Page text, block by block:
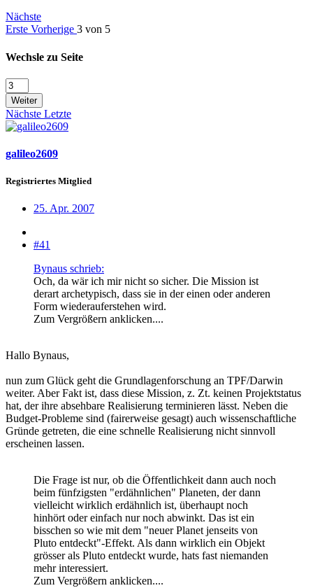
Nächste
Erste Vorherige 3 von 5
Wechsle zu Seite
Weiter
Nächste Letzte
galileo2609
Registriertes Mitglied
25. Apr. 2007
#41
Bynaus schrieb:
Och, da wär ich mir nicht so sicher. Die Mission ist
derart archetypisch, dass sie in der einen oder anderen
Form wiederauferstehen wird.
Zum Vergrößern anklicken....
Hallo Bynaus,
nun zum Glück geht die Grundlagenforschung an TPF/Darwin
weiter. Aber Fakt ist, dass diese Mission, z. Zt. keinen Projektstatus
hat, der ihre absehbare Realisierung terminieren lässt. Neben die
Budget-Probleme sind (fairerweise gesagt) auch wissenschaftliche
Gründe getreten, die eine schnelle Realisierung nicht sinnvoll
erscheinen lassen.
Die Frage ist nur, ob die Öffentlichkeit dann auch noch
beim fünfzigsten "erdähnlichen" Planeten, der dann
vielleicht wirklich erdähnlich ist, überhaupt noch
hinhört oder einfach nur noch abwinkt. Das ist ein
bisschen so wie mit dem "neuer Planet jenseits von
Pluto entdeckt"-Effekt. Als dann wirklich ein Objekt
grösser als Pluto entdeckt wurde, hats fast niemanden
mehr interessiert.
Zum Vergrößern anklicken....